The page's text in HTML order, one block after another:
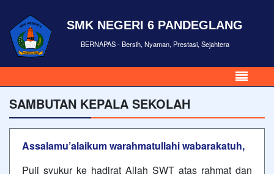
SMK NEGERI 6 PANDEGLANG
BERNAPAS - Bersih, Nyaman, Prestasi, Sejahtera
SAMBUTAN KEPALA SEKOLAH
Assalamu’alaikum warahmatullahi wabarakatuh,
Puji syukur ke hadirat Allah SWT atas rahmat dan